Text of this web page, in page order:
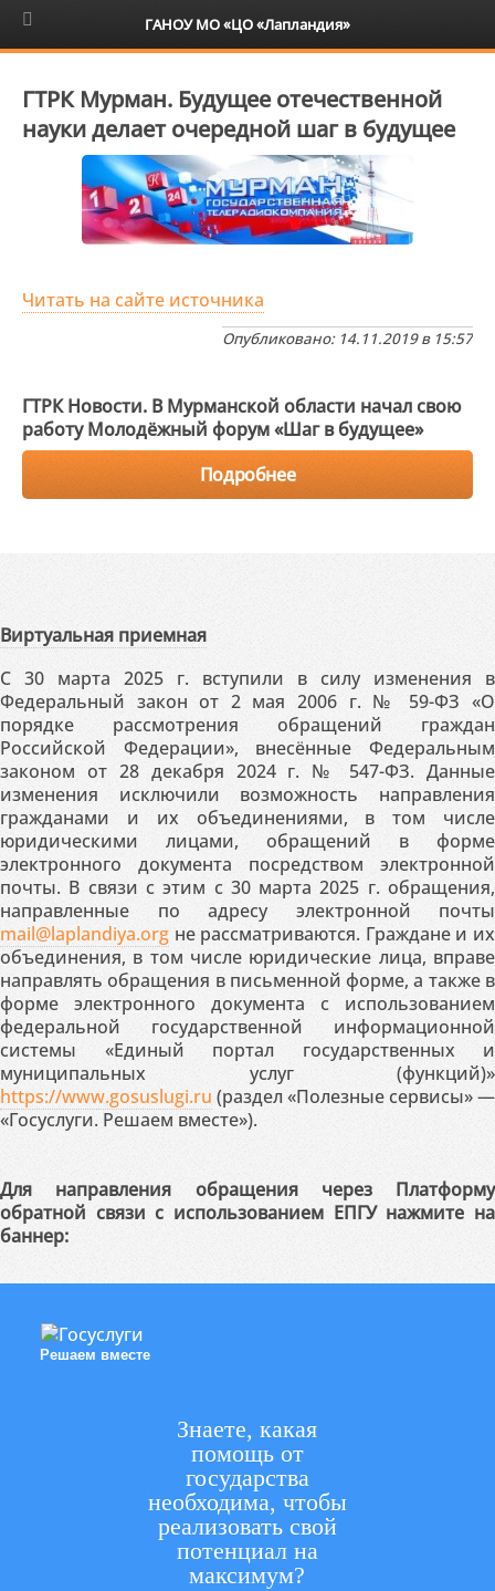
6+
ГТРК Мурман. Будущее отечественной
науки делает очередной шаг в будущее
Читать на сайте источника
Опубликовано: 14.11.2019 в 15:57
ГТРК Новости. В Мурманской области начал свою
работу Молодёжный форум «Шаг в будущее»
Подробнее
Виртуальная приемная
С 30 марта 2025 г. вступили в силу изменения в
Федеральный закон от 2 мая 2006 г. № 59-ФЗ «О
порядке рассмотрения обращений граждан
Российской Федерации», внесённые Федеральным
законом от 28 декабря 2024 г. № 547-ФЗ. Данные
изменения исключили возможность направления
гражданами и их объединениями, в том числе
юридическими лицами, обращений в форме
электронного документа посредством электронной
почты. В связи с этим с 30 марта 2025 г. обращения,
направленные по адресу электронной почты
mail@laplandiya.org не рассматриваются. Граждане и их
объединения, в том числе юридические лица, вправе
направлять обращения в письменной форме, а также в
форме электронного документа с использованием
федеральной государственной информационной
системы «Единый портал государственных и
муниципальных услуг (функций)»
https://www.gosuslugi.ru (раздел «Полезные сервисы» —
«Госуслуги. Решаем вместе»).
Для направления обращения через Платформу
обратной связи с использованием ЕПГУ нажмите на
баннер:
Решаем вместе
Знаете, какая
помощь от
государства
необходима, чтобы
реализовать свой
потенциал на
максимум?
ГАНОУ МО «ЦО «Лапландия»